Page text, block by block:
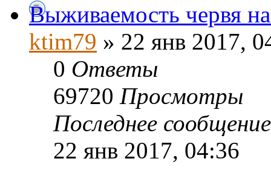
Выживаемость червя
ktim79 » 22 янв 2017,
0 Ответы
69720 Просмотры
Последнее
22 янв 2017, 04:36